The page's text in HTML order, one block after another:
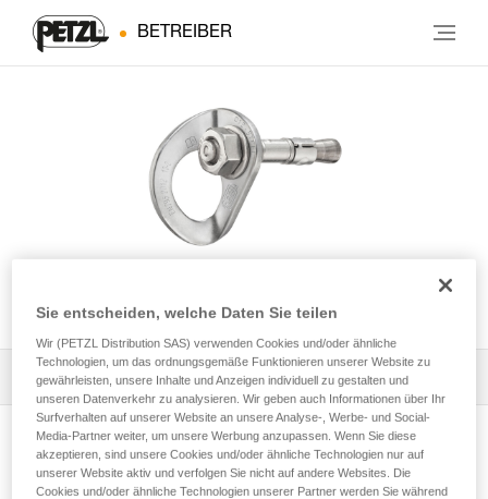
BETREIBER
COEUR BOLT STEEL
Alle technischen Anwendungen 1 Filter
Sie entscheiden, welche Daten Sie teilen
Wir (PETZL Distribution SAS) verwenden Cookies und/oder ähnliche
Technologien, um das ordnungsgemäße Funktionieren unserer Website zu
gewährleisten, unsere Inhalte und Anzeigen individuell zu gestalten und
unseren Datenverkehr zu analysieren. Wir geben auch Informationen über Ihr
Surfverhalten auf unserer Website an unsere Analyse-, Werbe- und Social-
Media-Partner weiter, um unsere Werbung anzupassen. Wenn Sie diese
akzeptieren, sind unsere Cookies und/oder ähnliche Technologien nur auf
unserer Website aktiv und verfolgen Sie nicht auf andere Websites. Die
Cookies und/oder ähnliche Technologien unserer Partner werden Sie während